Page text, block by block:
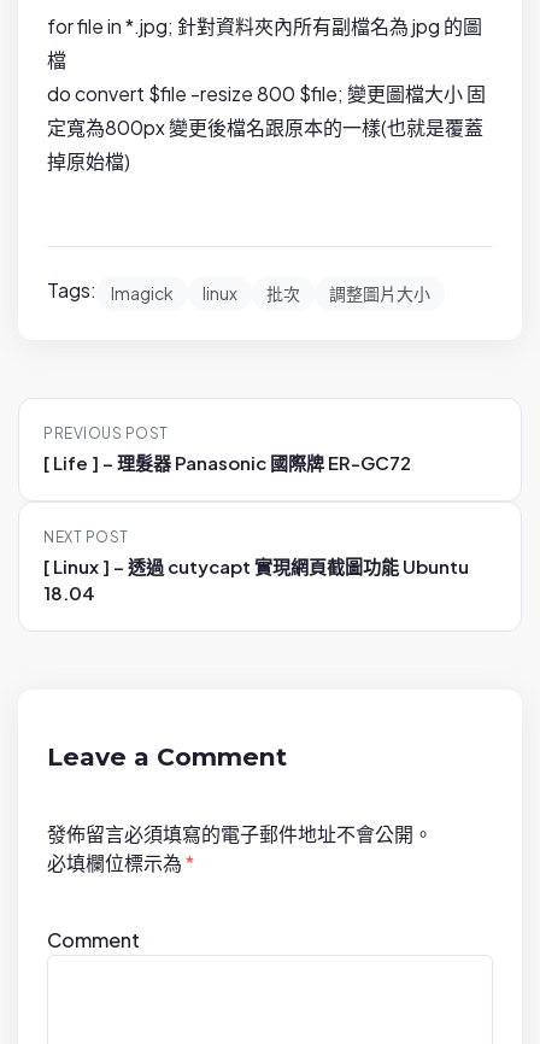
for file in *.jpg; 針對資料夾內所有副檔名為 jpg 的圖
檔
do convert $file -resize 800 $file; 變更圖檔大小 固
定寬為800px 變更後檔名跟原本的一樣(也就是覆蓋
掉原始檔)
Tags: Imagick linux 批次 調整圖片大小
P
t
PREVIOUS POST
[ Life ] – 理髮器 Panasonic 國際牌 ER-GC72
NEXT POST
[ Linux ] – 透過 cutycapt 實現網頁截圖功能 Ubuntu
18.04
Leave a Comment
發佈留言必須填寫的電子郵件地址不會公開。
必填欄位標示為*
Comment